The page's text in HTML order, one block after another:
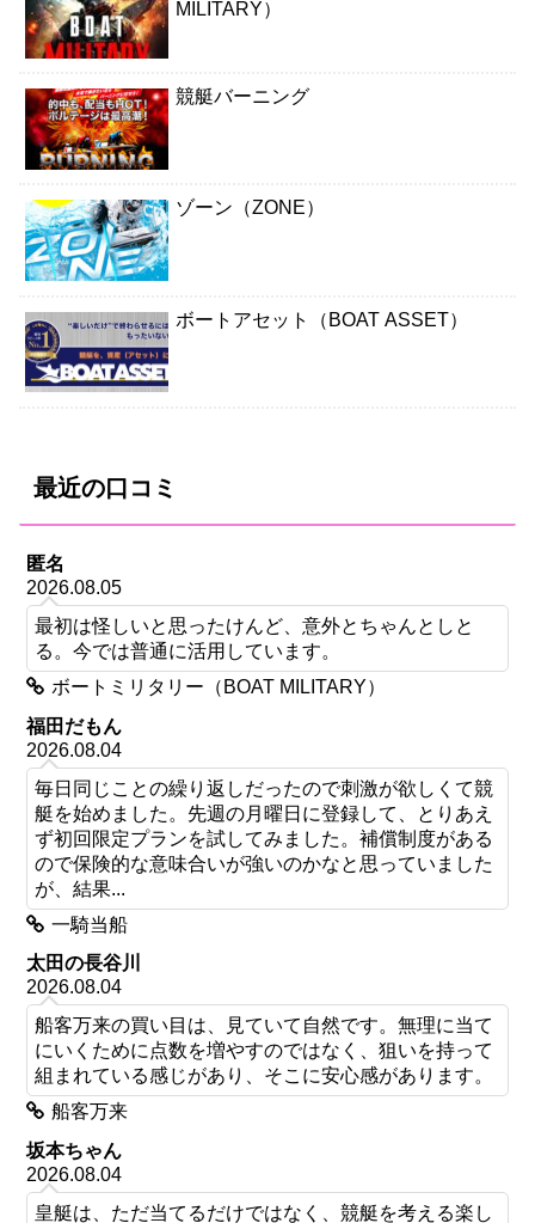
MILITARY）
競艇バーニング
ゾーン（ZONE）
ボートアセット（BOAT ASSET）
最近の口コミ
匿名
2026.08.05
最初は怪しいと思ったけんど、意外とちゃんとしと
る。今では普通に活用しています。
ボートミリタリー（BOAT MILITARY）
福田だもん
2026.08.04
毎日同じことの繰り返しだったので刺激が欲しくて競
艇を始めました。先週の月曜日に登録して、とりあえ
ず初回限定プランを試してみました。補償制度がある
ので保険的な意味合いが強いのかなと思っていました
が、結果...
一騎当船
太田の長谷川
2026.08.04
船客万来の買い目は、見ていて自然です。無理に当て
にいくために点数を増やすのではなく、狙いを持って
組まれている感じがあり、そこに安心感があります。
船客万来
坂本ちゃん
2026.08.04
皇艇は、ただ当てるだけではなく、競艇を考える楽し